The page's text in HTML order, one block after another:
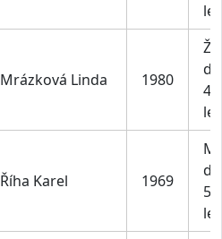
let
Mrázková Linda 1980
do
44
let
Říha Karel 1969
do
59
let